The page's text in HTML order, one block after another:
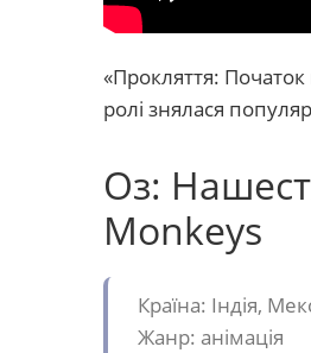
«Прокляття:
ролі знялася
Оз:
Monkeys
Країна: Індія,
Жанр: анімація